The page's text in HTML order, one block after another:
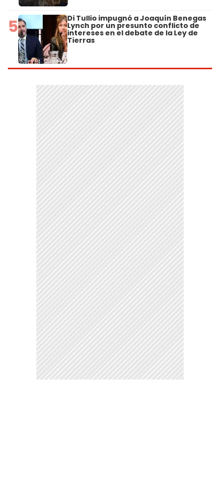
5 Di Tullio impugnó a Joaquín Benegas
Lynch por un presunto conflicto de
intereses en el debate de la Ley de
Tierras